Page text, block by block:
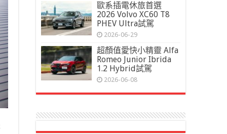
歐系插電休旅首選
2026 Volvo XC60 T8
PHEV Ultra試駕
2026-06-29
超顏值愛快小精靈 Alfa
Romeo Junior Ibrida
1.2 Hybrid試駕
2026-06-08